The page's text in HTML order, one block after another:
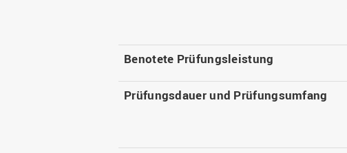
Benotete Prüfungsleistung
Prüfungsdauer und Prüfungsumfang